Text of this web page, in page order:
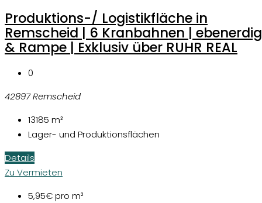
Produktions-/ Logistikfläche in
Remscheid | 6 Kranbahnen | ebenerdig
& Rampe | Exklusiv über RUHR REAL
0
42897 Remscheid
13185 m²
Lager- und Produktionsflächen
Details
Zu Vermieten
5,95€pro m²